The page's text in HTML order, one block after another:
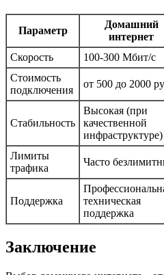
Параметр
Домашний
интернет
Скорость 100-300 Мбит/с
Стоимость
подключения
от 500 до 2000
Стабильность
Высокая (при
качественной
инфраструктуре)
Лимиты
трафика
Часто
Поддержка
техническая
поддержка
Заключение